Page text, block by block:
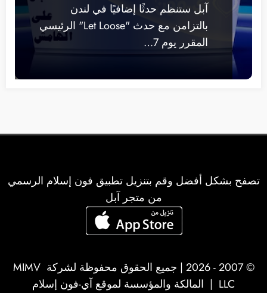
آبل ستنظم حدثًا إضافيًا في لندن
بالتزامن مع حدث "Let Loose" الرئيسي
المقرر يوم 7…
تصفح بشكل أفضل وقم بتنزيل تطبيق فون إسلام الرسمي
من متجر آبل
© 2007 - 2026 | جميع الحقوق محفوظة لشركة
MIMV
LLC | المالكة والمؤسسة لموقع آي-فون إسلام